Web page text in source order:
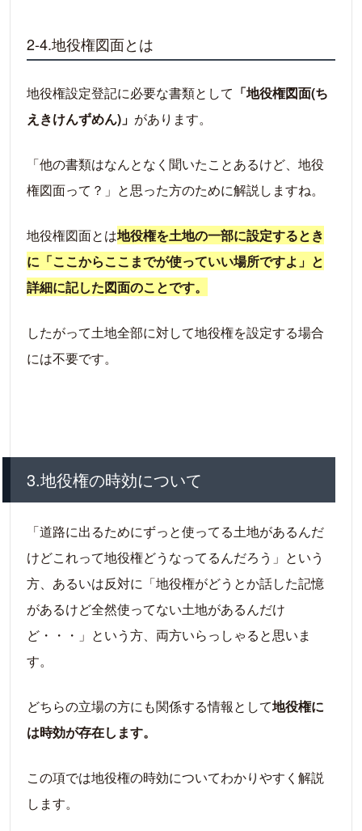
2-4.地役権図面とは
地役権設定登記に必要な書類として 「地役権図面(ち
えきけんずめん)」 があります。
「他の書類はなんとなく聞いたことあるけど、地役
権図面って？」と思った方のために解説しますね。
地役権図面とは地役権を土地の一部に設定するとき
に「ここからここまでが使っていい場所ですよ」と
詳細に記した図面のことです。
したがって土地全部に対して地役権を設定する場合
には不要です。
3.地役権の時効について
「道路に出るためにずっと使ってる土地があるんだ
けどこれって地役権どうなってるんだろう」という
方、あるいは反対に「地役権がどうとか話した記憶
があるけど全然使ってない土地があるんだけ
ど・・・」という方、両方いらっしゃると思いま
す。
どちらの立場の方にも関係する情報として地役権に
は時効が存在します。
この項では地役権の時効についてわかりやすく解説
します。